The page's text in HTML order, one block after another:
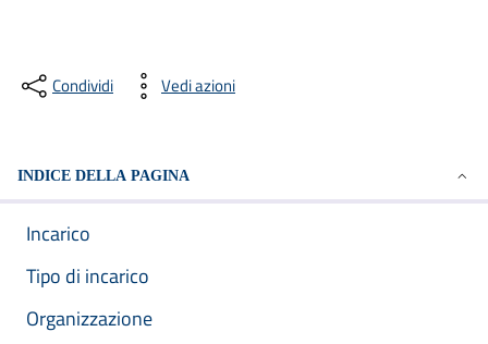
Condividi Vedi azioni
INDICE DELLA PAGINA
Incarico
Tipo di incarico
Organizzazione